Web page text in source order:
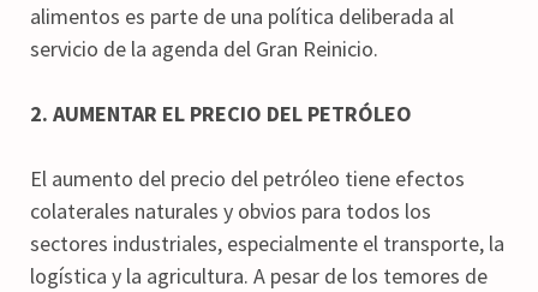
alimentos es parte de una política deliberada al
servicio de la agenda del Gran Reinicio.
2. AUMENTAR EL PRECIO DEL PETRÓLEO
El aumento del precio del petróleo tiene efectos
colaterales naturales y obvios para todos los
sectores industriales, especialmente el transporte, la
logística y la agricultura. A pesar de los temores de